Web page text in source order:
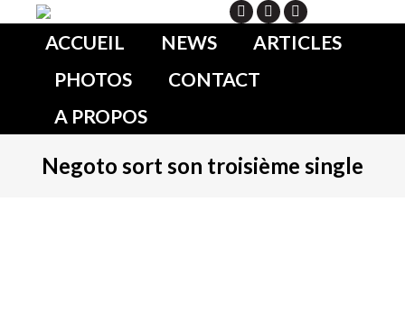
ACCUEIL NEWS
ARTICLES
PHOTOS
CONTACT
A PROPOS
Negoto sort son troisième single